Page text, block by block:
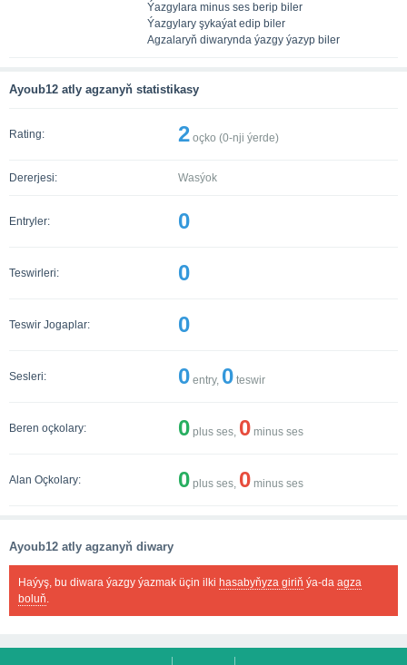
Ýazgylara minus ses berip biler
Ýazgylary şykaýat edip biler
Agzalaryň diwarynda ýazgy ýazyp biler
Ayoub12 atly agzanyň statistikasy
Rating: 2 oçko (0-nji ýerde)
Dererjesi: Wasýok
Entryler: 0
Teswirleri: 0
Teswir Jogaplar: 0
Sesleri: 0 entry, 0 teswir
Beren oçkolary: 0 plus ses, 0 minus ses
Alan Oçkolary: 0 plus ses, 0 minus ses
Ayoub12 atly agzanyň diwary
Haýyş, bu diwara ýazgy ýazmak üçin ilki hasabyňyza giriň ýa-da agza
boluň